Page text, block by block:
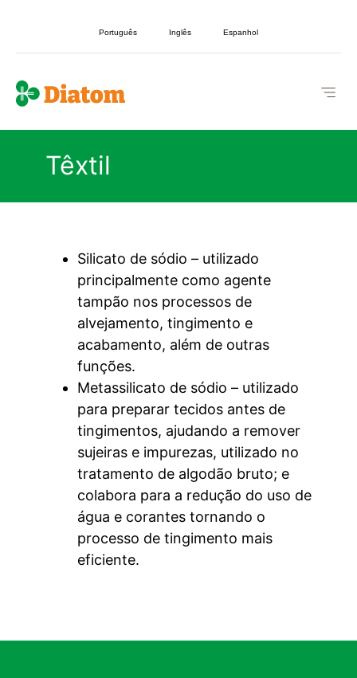
Português Inglês Espanhol
Têxtil
Silicato de sódio – utilizado
principalmente como agente
tampão nos processos de
alvejamento, tingimento e
acabamento, além de outras
funções.
Metassilicato de sódio – utilizado
para preparar tecidos antes de
tingimentos, ajudando a remover
sujeiras e impurezas, utilizado no
tratamento de algodão bruto; e
colabora para a redução do uso de
água e corantes tornando o
processo de tingimento mais
eficiente.